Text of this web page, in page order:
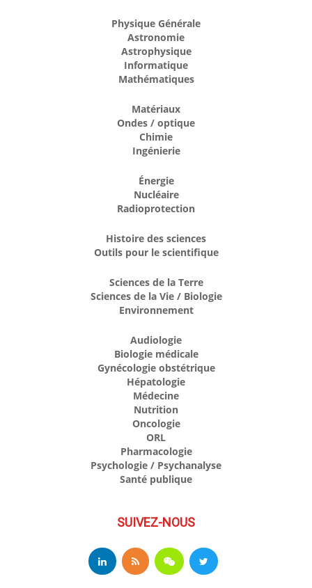
Physique Générale
Astronomie
Astrophysique
Informatique
Mathématiques
Matériaux
Ondes / optique
Chimie
Ingénierie
Énergie
Nucléaire
Radioprotection
Histoire des sciences
Outils pour le scientifique
Sciences de la Terre
Sciences de la Vie / Biologie
Environnement
Audiologie
Biologie médicale
Gynécologie obstétrique
Hépatologie
Médecine
Nutrition
Oncologie
ORL
Pharmacologie
Psychologie / Psychanalyse
Santé publique
SUIVEZ-NOUS